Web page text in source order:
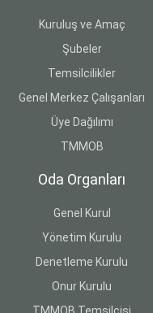
Kuruluş ve Amaç
Şubeler
Temsilcilikler
Genel Merkez Çalışanları
Üye Dağılımı
TMMOB
Oda Organları
Genel Kurul
Yönetim Kurulu
Denetleme Kurulu
Onur Kurulu
TMMOB Temsilcisi